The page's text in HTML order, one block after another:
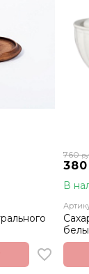
380
760
В